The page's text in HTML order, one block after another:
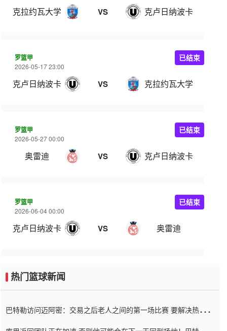
克拉约瓦大学 VS 克卢日纳波卡
罗篮甲
2026-05-17 23:00
克卢日纳波卡 VS 克拉约瓦大学
已结束
罗篮甲
2026-05-27 00:00
奥雷迪 VS 克卢日纳波卡
已结束
罗篮甲
2026-06-04 00:00
克卢日纳波卡 VS 奥雷迪
已结束
热门篮球新闻
巴特勒访问迈阿密：交易之后老人之间的第一场比赛 要解决热情的